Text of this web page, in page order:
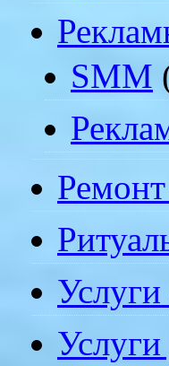
SMM
Услуги
Услуги